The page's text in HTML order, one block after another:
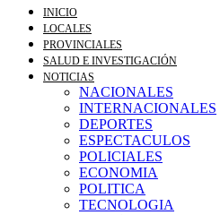
INICIO
LOCALES
PROVINCIALES
SALUD E INVESTIGACIÓN
NOTICIAS
NACIONALES
INTERNACIONALES
DEPORTES
ESPECTACULOS
POLICIALES
ECONOMIA
POLITICA
TECNOLOGIA